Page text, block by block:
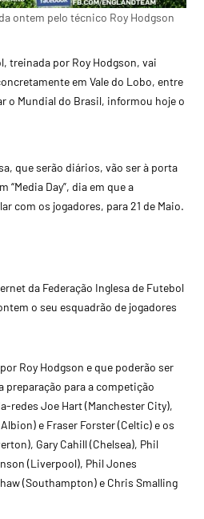
ontem pelo técnico Roy Hodgson
treinada por Roy Hodgson, vai
em Vale do Lobo, entre
o Mundial do Brasil, informou hoje o
que serão diários, vão ser à porta
Day”, dia em que a
com os jogadores, para 21 de Maio.
da Federação Inglesa de Futebol
o seu esquadrão de jogadores
Roy Hodgson e que poderão ser
preparação para a competição
redes Joe Hart (Manchester City),
e Fraser Forster (Celtic) e os
Gary Cahill (Chelsea), Phil
(Liverpool), Phil Jones
(Southampton) e Chris Smalling